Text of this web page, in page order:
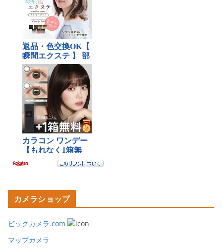
カメラショップ
ビックカメラ.com
マップカメラ